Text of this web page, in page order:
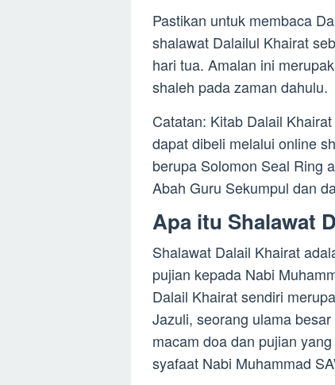
Pastikan untuk membaca
shalawat Dalailul Khairat
hari tua. Amalan ini
shaleh pada zaman dahulu.
Catatan: Kitab Dalail
dapat dibeli melalui online
berupa Solomon Seal Ring
Abah Guru Sekumpul dan
Apa itu Shalawat
Shalawat Dalail Khairat
pujian kepada Nabi
Dalail Khairat sendiri
Jazuli, seorang ulama
macam doa dan pujian
syafaat Nabi Muhammad